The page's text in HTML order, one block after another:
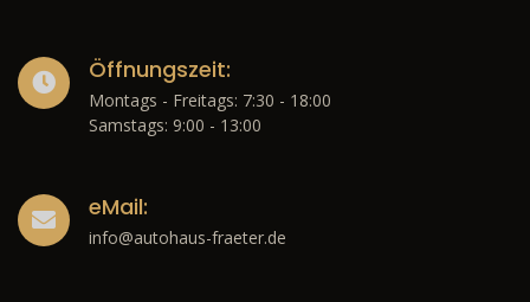
Öffnungszeit:
Montags - Freitags: 7:30 - 18:00
Samstags: 9:00 - 13:00
eMail:
info@autohaus-fraeter.de